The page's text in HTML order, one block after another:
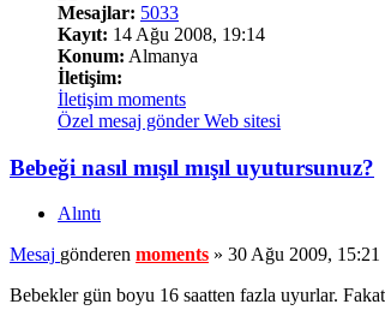
Mesajlar: 5033
Kayıt: 14 Ağu 2008, 19:14
Konum: Almanya
İletişim:
İletişim moments
Özel mesaj gönder Web sitesi
Bebeği nasıl mışıl mışıl uyutursunuz?
Alıntı
Mesaj gönderen moments » 30 Ağu 2009, 15:21
Bebekler gün boyu 16 saatten fazla uyurlar.